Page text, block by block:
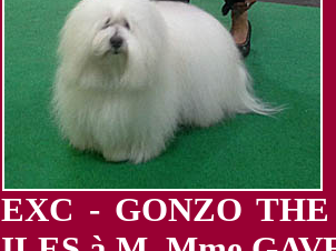
EXC - GONZO